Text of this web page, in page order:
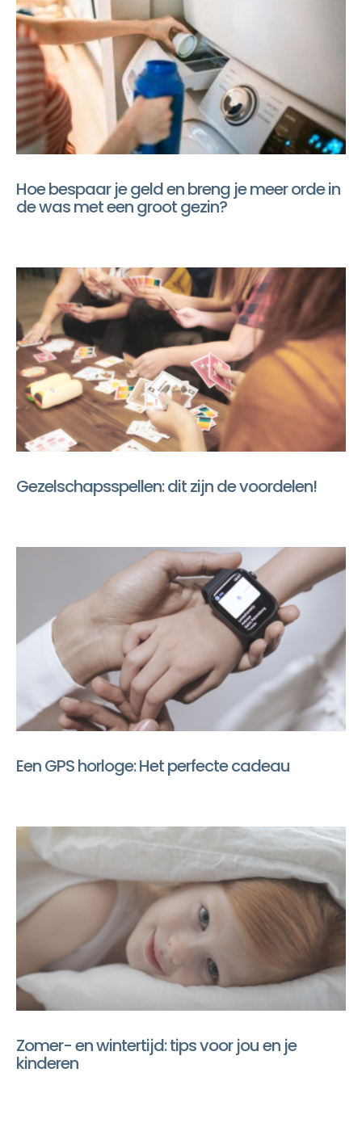
Hoe bespaar je geld en breng je meer orde in
de was met een groot gezin?
Gezelschapsspellen: dit zijn de voordelen!
Een GPS horloge: Het perfecte cadeau
Zomer- en wintertijd: tips voor jou en je
kinderen